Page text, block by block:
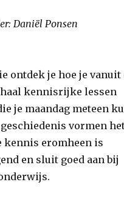
Daniël Ponsen
ontdek je hoe je vanuit
kennisrijke lessen
je maandag meteen
vormen
kennis eromheen is
en sluit goed aan bij